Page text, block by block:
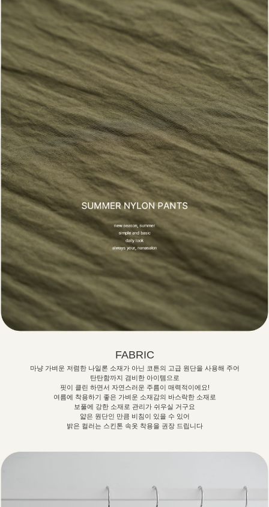
FABRIC
마냥 가벼운 저렴한 나일론 소재가 아닌 코튼의 고급 원단을 사용해 주어
탄탄함까지 겸비한 아이템으로
핏이 클린 하면서 자연스러운 주름이 매력적이에요!
여름에 착용하기 좋은 가벼운 소재감의 바스락한 소재로
보풀에 강한 소재로 관리가 쉬우실 거구요
얇은 원단인 만큼 비침이 있을 수 있어
밝은 컬러는 스킨톤 속옷 착용을 권장 드립니다